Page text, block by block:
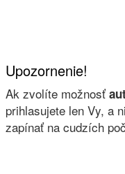
Upozornenie!
Ak zvolíte možnosť
prihlasujete len Vy, a
zapínať na cudzích